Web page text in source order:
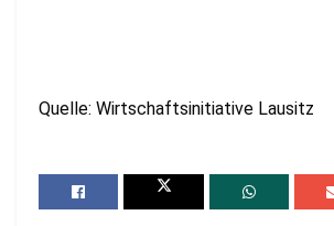
Quelle: Wirtschaftsinitiative Lausitz